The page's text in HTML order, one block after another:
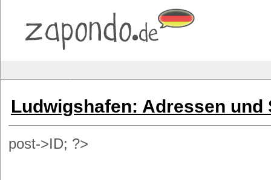
Ludwigshafen: Adressen und
post->ID; ?>